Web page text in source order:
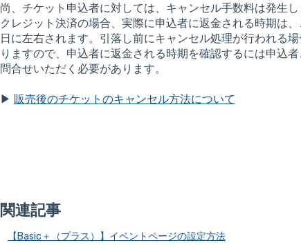
尚、チケット申込者に対しては、キャンセル手数料は発生し
クレジット決済の場合、実際に申込者に返金される時期は
日に左右されます。引落し前にキャンセル処理が行われる
りますので、申込者に返金される時期を確認するには申込
問合せいただく必要があります。
▶ 販売後のチケットのキャンセル方法について
関連記事
【Basic＋（プラス）】イベントページの設定方法